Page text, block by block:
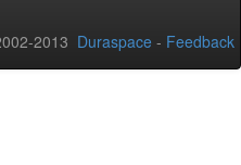
2013 Duraspace - Feedback